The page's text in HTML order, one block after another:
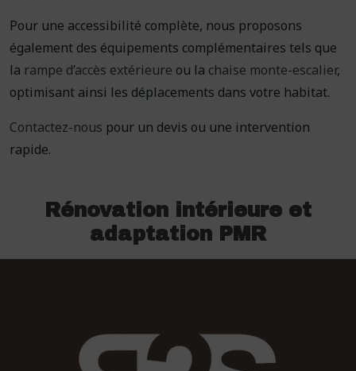
Pour une accessibilité complète, nous proposons
également des équipements complémentaires tels que
la rampe d’accès extérieure ou la chaise monte-escalier,
optimisant ainsi les déplacements dans votre habitat.
Contactez-nous pour un devis ou une intervention
rapide.
Rénovation intérieure et
adaptation PMR